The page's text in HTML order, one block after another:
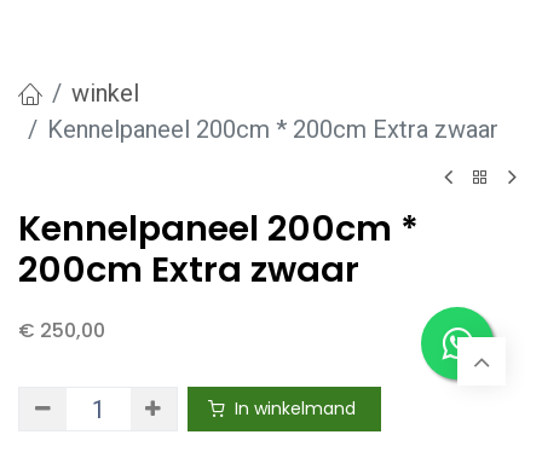
winkel
Kennelpaneel 200cm * 200cm Extra zwaar
Kennelpaneel 200cm *
200cm Extra zwaar
€ 250,00
In winkelmand